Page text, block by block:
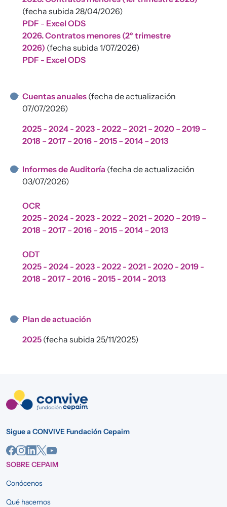
(fecha subida 28/04/2026)
PDF - Excel ODS
2026. Contratos menores (2º trimestre
2026) (fecha subida 1/07/2026)
PDF - Excel ODS
Cuentas anuales (fecha de actualización
07/07/2026)
2025 - 2024 - 2023 - 2022 – 2021 – 2020 – 2019 –
2018 – 2017 – 2016 – 2015 – 2014 – 2013
Informes de Auditoría (fecha de actualización
03/07/2026)
OCR
2025 - 2024 - 2023 - 2022 – 2021 – 2020 – 2019 –
2018 – 2017 – 2016 – 2015 – 2014 – 2013
ODT
2025 - 2024 - 2023 - 2022 - 2021 - 2020 - 2019 -
2018 - 2017 - 2016 - 2015 - 2014 - 2013
Plan de actuación
2025 (fecha subida 25/11/2025)
Sigue a CONVIVE Fundación Cepaim
SOBRE CEPAIM
Conócenos
Qué hacemos